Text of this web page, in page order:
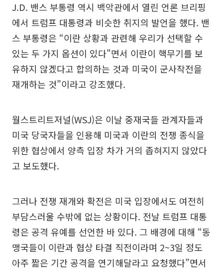
J.D. 밴스 부통령 역시 백악관에서 열린 언론 브리핑
에서 트럼프 대통령과 비슷한 취지의 발언을 했다. 밴
스 부통령은 “이란 상황과 관련해 우리가 선택할 수
있는 두 가지 옵션이 있다"면서 이란이 핵무기를 보
유하지 않겠다고 합의하는 것과 미국이 군사작전을
재개하는 것”이라고 강조했다.
월스트리트저널(WSJ)은 이날 중재국들 관계자들과
미국 당국자들을 인용해 미국과 이란의 전쟁 종식을
위한 협상에서 양측 입장 차가 거의 좁혀지지 않았다
고 보도했다.
그러나 전쟁 재개와 확전은 미국 입장에서도 여전히
부담스러울 수밖에 없는 상황이다. 전날 트럼프 대통
령은 공격 유예를 선언한 바 있다. 그 배경에 대해 “동
맹국들이 이란과 협상 타결 직전이라며 2~3일 정도
아주 짧은 기간 공격을 연기해달라고 요청했다”면서